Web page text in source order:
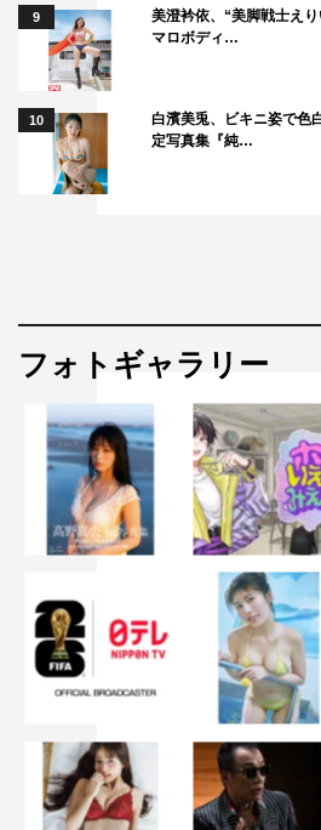
9
美澄衿依、“美脚戦士え
マロボディ…
10
白濱美兎、ビキニ姿で
定写真集『純…
フォトギャラリー